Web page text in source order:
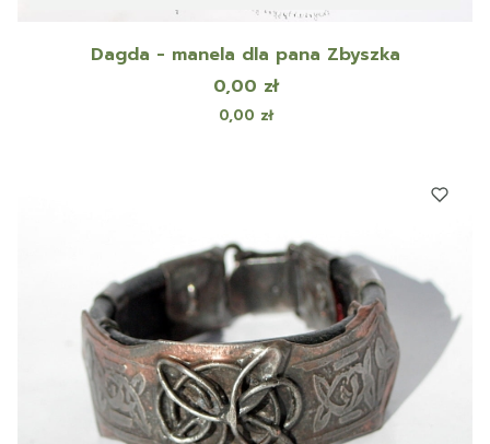
Dagda - manela dla pana Zbyszka
Cena
0,00 zł
Cena
0,00 zł